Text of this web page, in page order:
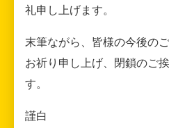
礼申し上げます。
末筆ながら、皆様の今後の
お祈り申し上げ、閉鎖のご
す。
謹白